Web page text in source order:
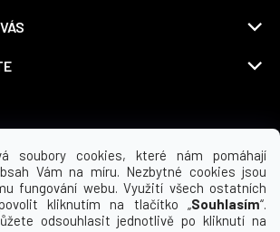
soubory cookies, které nám pomáhají
Vám na míru. Nezbytné cookies jsou
fungování webu. Využití všech ostatních
kliknutím na tlačítko „Souhlasím“.
odsouhlasit jednotlivě po kliknutí na
Možnosti dopravy